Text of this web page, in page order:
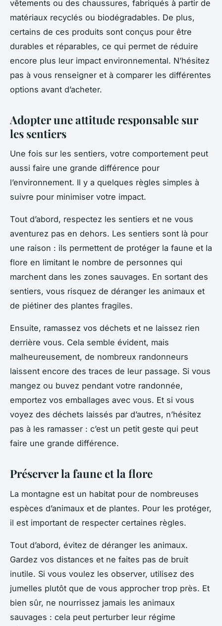
vêtements ou des chaussures, fabriqués à partir de
matériaux recyclés ou biodégradables. De plus,
certains de ces produits sont conçus pour être
durables et réparables, ce qui permet de réduire
encore plus leur impact environnemental. N’hésitez
pas à vous renseigner et à comparer les différentes
options avant d’acheter.
Adopter une attitude responsable sur
les sentiers
Une fois sur les sentiers, votre comportement peut
aussi faire une grande différence pour
l’environnement. Il y a quelques règles simples à
suivre pour minimiser votre impact.
Tout d’abord, respectez les sentiers et ne vous
aventurez pas en dehors. Les sentiers sont là pour
une raison : ils permettent de protéger la faune et la
flore en limitant le nombre de personnes qui
marchent dans les zones sauvages. En sortant des
sentiers, vous risquez de déranger les animaux et
de piétiner des plantes fragiles.
Ensuite, ramassez vos déchets et ne laissez rien
derrière vous. Cela semble évident, mais
malheureusement, de nombreux randonneurs
laissent encore des traces de leur passage. Si vous
mangez ou buvez pendant votre randonnée,
emportez vos emballages avec vous. Et si vous
voyez des déchets laissés par d’autres, n’hésitez
pas à les ramasser : c’est un petit geste qui peut
faire une grande différence.
Préserver la faune et la flore
La montagne est un habitat pour de nombreuses
espèces d’animaux et de plantes. Pour les protéger,
il est important de respecter certaines règles.
Tout d’abord, évitez de déranger les animaux.
Gardez vos distances et ne faites pas de bruit
inutile. Si vous voulez les observer, utilisez des
jumelles plutôt que de vous approcher trop près. Et
bien sûr, ne nourrissez jamais les animaux
sauvages : cela peut perturber leur régime